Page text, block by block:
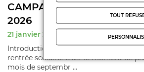
CAMPAGNE RENTRÉE
2026
21 janvier 2026
Introduction La FCPE 16 vous
rentrée scolaire. C'est le moment de
mois de septembr ...
TOUT